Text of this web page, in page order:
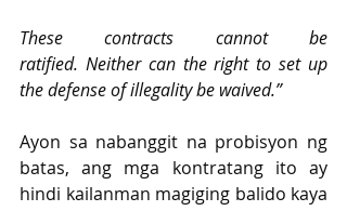
These contracts cannot be
ratified. Neither can the right to set up
the defense of illegality be waived.”
Ayon sa nabanggit na probisyon ng
batas, ang mga kontratang ito ay
hindi kailanman magiging balido kaya